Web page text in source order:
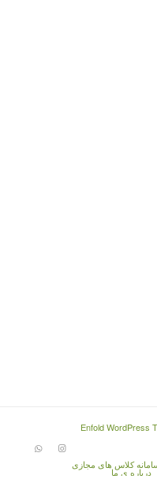
Enfold WordPress
کلاس های مجازی
درباره ی ما